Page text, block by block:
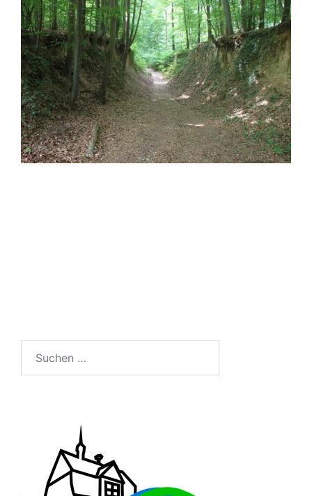
nach: